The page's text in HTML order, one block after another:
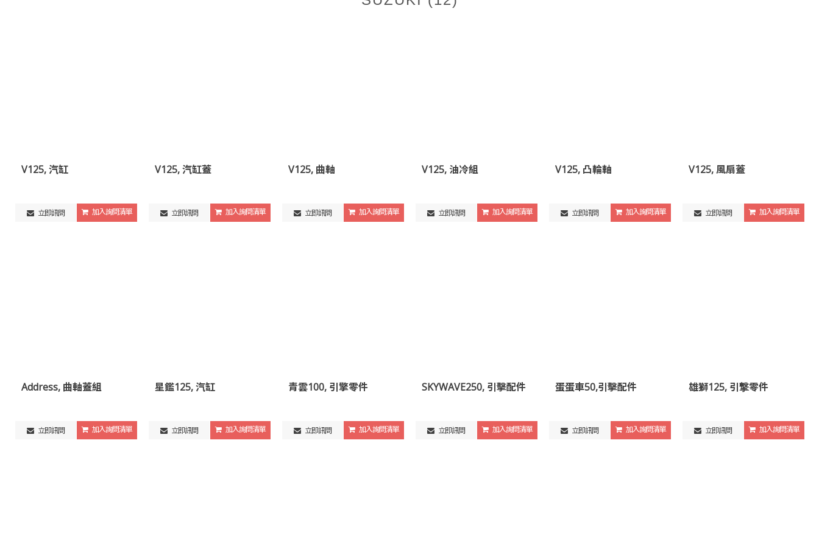
V125, 汽缸
立即訊問 加入詢問清單
V125, 汽缸蓋
立即訊問 加入詢問清單
V125, 曲軸
立即訊問 加入詢問清單
V125, 油冷組
立即訊問 加入詢問清單
V125, 凸輪軸
立即訊問 加入詢問清單
V125, 風扇蓋
立即訊問 加入詢問清單
Address, 曲軸蓋組
立即訊問 加入詢問清單
星鑑125, 汽缸
立即訊問 加入詢問清單
青雲100, 引擎零件
立即訊問 加入詢問清單
SKYWAVE250, 引擊配件
立即訊問 加入詢問清單
蛋蛋車50,引擊配件
立即訊問 加入詢問清單
雄獅125, 引撃零件
立即訊問 加入詢問清單